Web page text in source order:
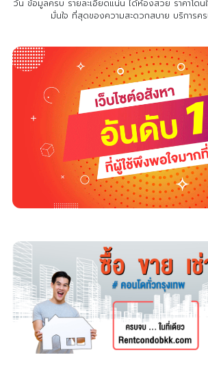
วัน ข้อมูลครบ รายละเอียดแน่นได้ห้องสวย ราคาโด
มั่นใจ ที่สุดของความสะดวกสบาย บริการค